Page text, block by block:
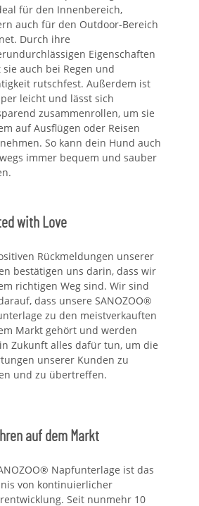
für den Innenbereich,
auch für den Outdoor-Bereich
Durch ihre
Eigenschaften
auch bei Regen und
rutschfest. Außerdem ist
leicht und lässt sich
zusammenrollen, um sie
auf Ausflügen oder Reisen
So kann dein Hund auch
immer bequem und sauber
with Love
Rückmeldungen unserer
bestätigen uns darin, dass wir
richtigen Weg sind. Wir sind
dass unsere SANOZOO®
zu den meistverkauften
Markt gehört und werden
Zukunft alles dafür tun, um die
unserer Kunden zu
und zu übertreffen.
auf dem Markt
Napfunterlage ist das
von kontinuierlicher
Seit nunmehr 10